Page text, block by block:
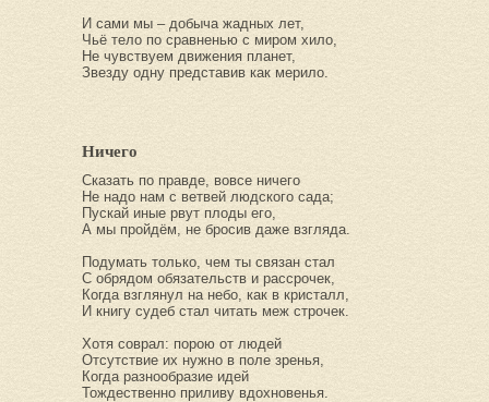
И сами мы – добыча жадных лет,
Чьё тело по сравненью с миром хило,
Не чувствуем движения планет,
Звезду одну представив как мерило.
Ничего
Сказать по правде, вовсе ничего
Не надо нам с ветвей людского сада;
Пускай иные рвут плоды его,
А мы пройдём, не бросив даже взгляда.
Подумать только, чем ты связан стал
С обрядом обязательств и рассрочек,
Когда взглянул на небо, как в кристалл,
И книгу судеб стал читать меж строчек.
Хотя соврал: порою от людей
Отсутствие их нужно в поле зренья,
Когда разнообразие идей
Тождественно приливу вдохновенья.